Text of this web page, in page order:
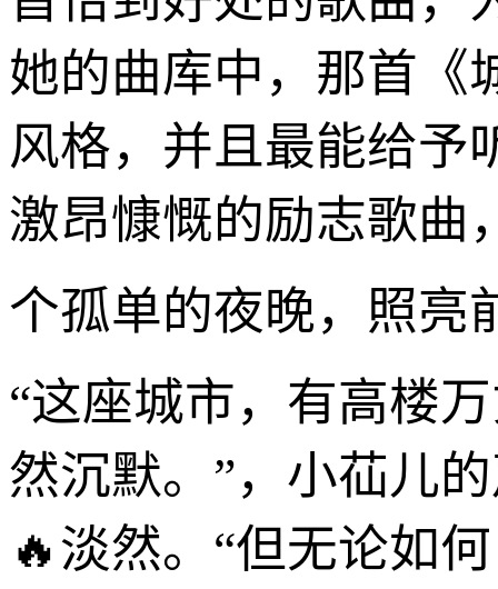
她的曲库中，那首《
风格，并且最能给予
激昂慷慨的励志歌曲
个孤单的夜晚，照亮
“这座城市，有高楼
然沉默。”，小苮儿
🔥淡然。“但无论如